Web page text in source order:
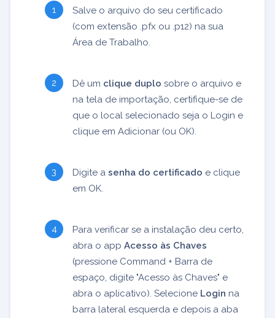
Salve o arquivo do seu certificado
(com extensão .pfx ou .p12) na sua
Área de Trabalho.
Dê um clique duplo sobre o arquivo e
na tela de importação, certifique-se de
que o local selecionado seja o Login e
clique em Adicionar (ou OK).
Digite a senha do certificado e clique
em OK.
Para verificar se a instalação deu certo,
abra o app Acesso às Chaves
(pressione Command + Barra de
espaço, digite "Acesso às Chaves" e
abra o aplicativo). Selecione Login na
barra lateral esquerda e depois a aba